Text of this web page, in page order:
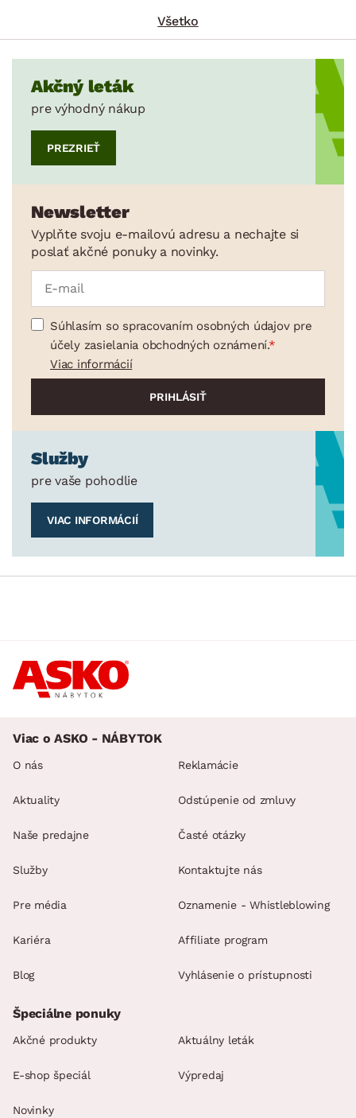
Všetko
Akčný leták
pre výhodný nákup
PREZRIEŤ
Newsletter
Vyplňte svoju e-mailovú adresu a nechajte si
poslať akčné ponuky a novinky.
Súhlasím so spracovaním osobných údajov pre
účely zasielania obchodných oznámení.
Viac informácií
Služby
pre vaše pohodlie
VIAC INFORMÁCIÍ
Viac o ASKO - NÁBYTOK
O nás
Aktuality
Naše predajne
Služby
Pre média
Kariéra
Blog
Reklamácie
Odstúpenie od zmluvy
Časté otázky
Kontaktujte nás
Oznamenie - Whistleblowing
Affiliate program
Vyhlásenie o prístupnosti
Špeciálne ponuky
Akčné produkty Aktuálny leták
E-shop špeciál Výpredaj
Novinky